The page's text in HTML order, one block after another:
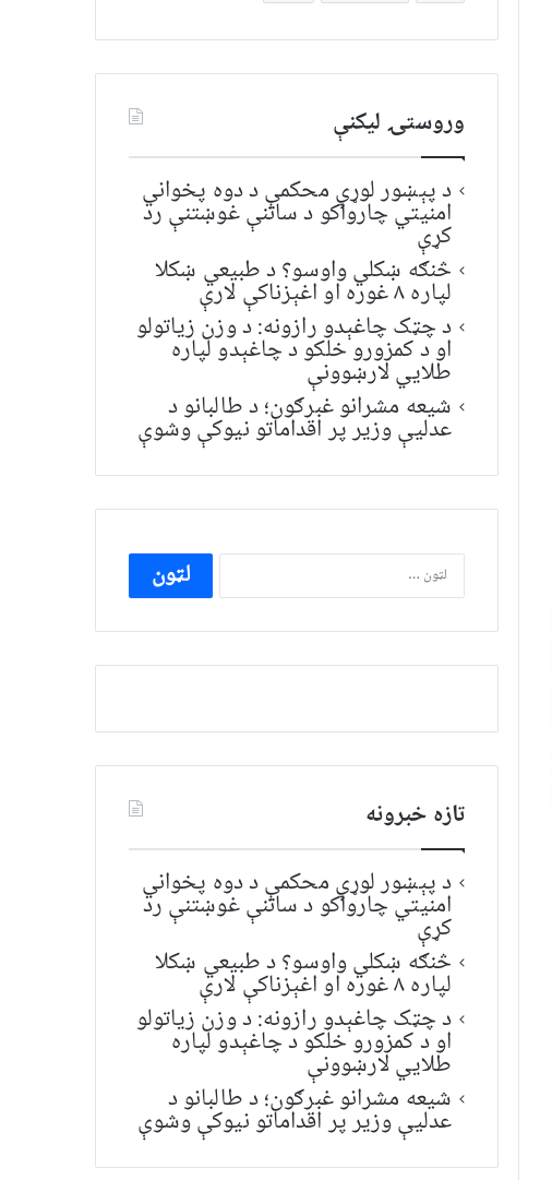
وروستۍ ليکنې
د پېښور لوړې محکمې د دوه پخواني
امنیتي چارواکو د ساتنې غوښتنې رد
کړې
څنګه ښکلي واوسو؟ د طبیعي ښکلا
لپاره ۸ غوره او اغېزناکې لارې
د چټک چاغېدو رازونه: د وزن زیاتولو
او د کمزورو خلکو د چاغېدو لپاره
طلایي لارښوونې
شیعه مشرانو غبرګون؛ د طالبانو د
عدلیې وزیر پر اقداماتو نیوکې وشوې
ددی
لپاره
لټون:
تازه خبرونه
د پېښور لوړې محکمې د دوه پخواني
امنیتي چارواکو د ساتنې غوښتنې رد
کړې
څنګه ښکلي واوسو؟ د طبیعي ښکلا
لپاره ۸ غوره او اغېزناکې لارې
د چټک چاغېدو رازونه: د وزن زیاتولو
او د کمزورو خلکو د چاغېدو لپاره
طلایي لارښوونې
شیعه مشرانو غبرګون؛ د طالبانو د
عدلیې وزیر پر اقداماتو نیوکې وشوې